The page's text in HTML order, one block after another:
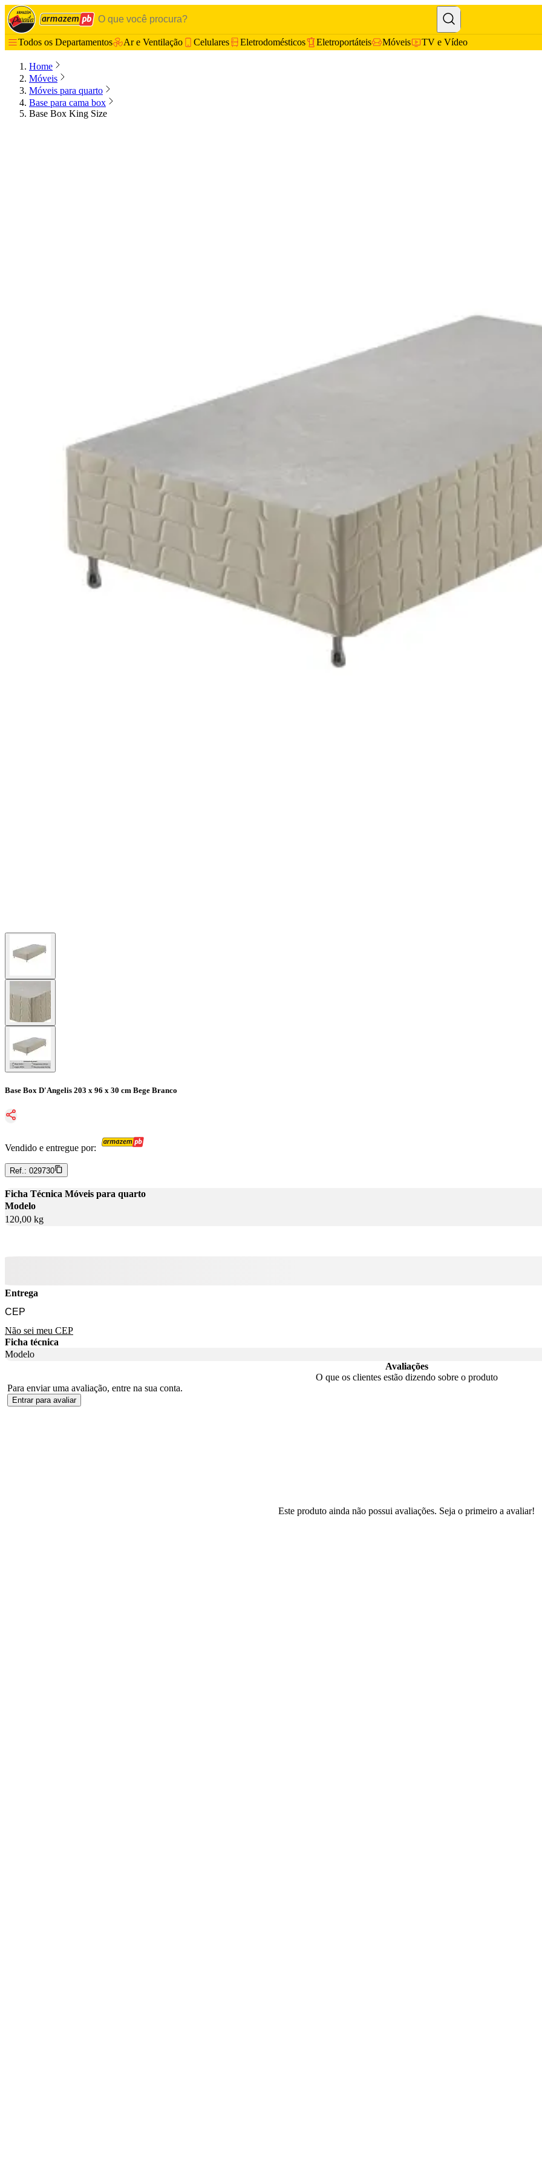
Todos os Departamentos Ar e Ventilação Celulares Eletrodomésticos Eletroportáteis Móveis TV e Vídeo
Home
Móveis
Móveis para quarto
Base para cama box
Base Box King Size
Base Box D'Angelis 203 x 96 x 30 cm Bege Branco
Vendido e entregue por:
Ref.: 029730
Ficha Técnica Móveis para quarto
Modelo
120,00 kg
Entrega
Não sei meu CEP
Ficha técnica
Modelo
Avaliações
O que os clientes estão dizendo sobre o produto
Para enviar uma avaliação, entre na sua conta.
Entrar para avaliar
Este produto ainda não possui avaliações. Seja o primeiro a avaliar!